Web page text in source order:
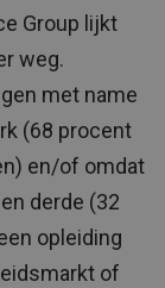
Group lijkt
weg.
met name
(68 procent
en/of omdat
derde (32
opleiding
of